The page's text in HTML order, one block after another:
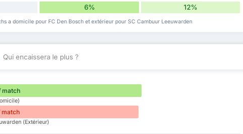
6% 12%
a domicile pour FC Den Bosch et extérieur pour SC Cambuur Leeuwarden
Qui encaissera le plus ?
match
match
(Extérieur)